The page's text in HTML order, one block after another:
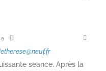
seance. Après la